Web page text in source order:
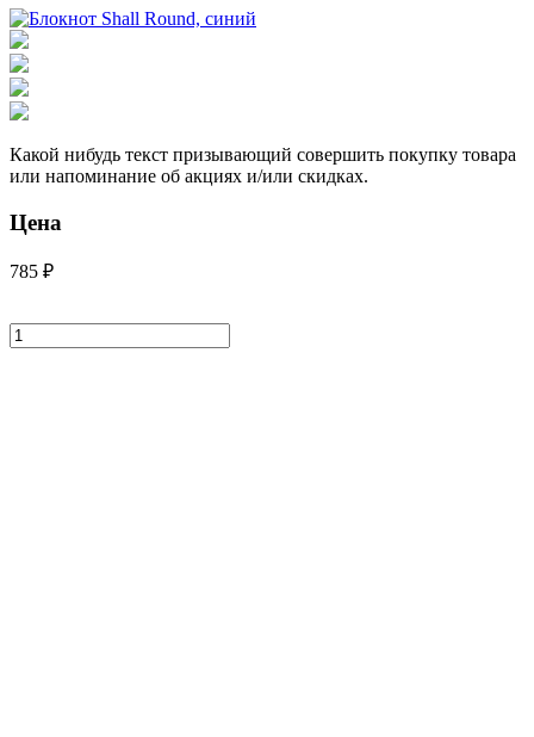
Какой нибудь текст призывающий совершить покупку товара
или напоминание об акциях и/или скидках.
Цена
785 ₽